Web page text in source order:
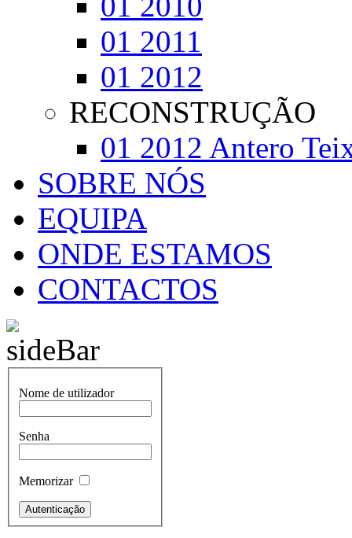
01 2011
01 2012
RECONSTRUÇÃO
01 2012 Antero
SOBRE NÓS
EQUIPA
ONDE ESTAMOS
CONTACTOS
Nome de utilizador
Senha
Memorizar